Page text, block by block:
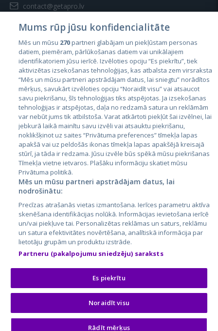
contact@getapro.lv
Valstis
Igaunija
Latvija
Lietuva
City24.lv
City24.ee
GetaPro.lv
GetaPro.ee
Skelbiu.lt
Autoplius.lt
Aruodas.lt
CVbankas.lt
Kainos.lt
Paslaugos.lt
auto24.ee
Osta.ee
KuldneBörs.ee
© 2026 GetaPro. Visas tiesības aizsargātas.
Mums rūp jūsu konfidencialitāte
Mēs un mūsu 270partneri glabājam un piekļūstam personas
datiem, piemēram, pārlūkošanas datiem vai unikālajiem
identifikatoriem jūsu ierīcē. Izvēloties opciju “Es piekrītu”, tiek
aktivizētas izsekošanas tehnoloģijas, kas atbalsta zem virsraksta
“Mēs un mūsu partneri apstrādājam datus, lai sniegtu” norādītos
mērķus, savukārt izvēloties opciju “Noraidīt visu” vai atsaucot
savu piekrišanu, šīs tehnoloģijas tiks atspējotas. Ja izsekošanas
tehnoloģijas ir atspējotas, daļa no redzamā satura un reklāmām
var nebūt jums tik atbilstoša. Varat atkārtoti piekļūt šai izvēlnei, lai
jebkurā laikā mainītu savu izvēli vai atsauktu piekrišanu,
noklikšķinot uz saites “Privātuma preferences” tīmekļa lapas
apakšā vai uz peldošās ikonas tīmekļa lapas apakšējā kreisajā
stūrī, ja tāda ir redzama. Jūsu izvēle būs spēkā mūsu piekrišanas
Tīmekļa vietne ietvaros. Plašāku informāciju skatiet mūsu
Privātuma politikā.
Mēs un mūsu partneri apstrādājam datus, lai
nodrošinātu:
Precīzas atrašanās vietas izmantošana. Ierīces parametru aktīva
skenēšana identifikācijas nolūkā. Informācijas ievietošana ierīcē
un/vai piekļuve tai. Personalizētas reklāmas un saturs, reklāmu
un satura efektivitātes novērtēšana, analītiskā informācija par
lietotāju grupām un produktu izstrāde.
Partneru (pakalpojumu sniedzēju) saraksts
Es piekrītu
Noraidīt visu
Rādīt mērķus